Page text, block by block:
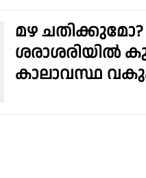
മഴ
ശരാശരിയിൽ
കാലാവസ്ഥ